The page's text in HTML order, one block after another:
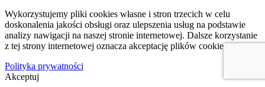
Wykorzystujemy pliki cookies własne i stron trzecich w celu
doskonalenia jakości obsługi oraz ulepszenia usług na podstawie
analizy nawigacji na naszej stronie internetowej. Dalsze korzystanie
z tej strony internetowej oznacza akceptację plików cookies.
Polityka prywatności
Akceptuj